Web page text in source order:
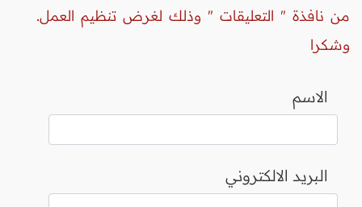
من نافذة " التعليقات " وذلك لغرض تنظيم العمل.
وشكرا
الاسم
البريد الالكتروني